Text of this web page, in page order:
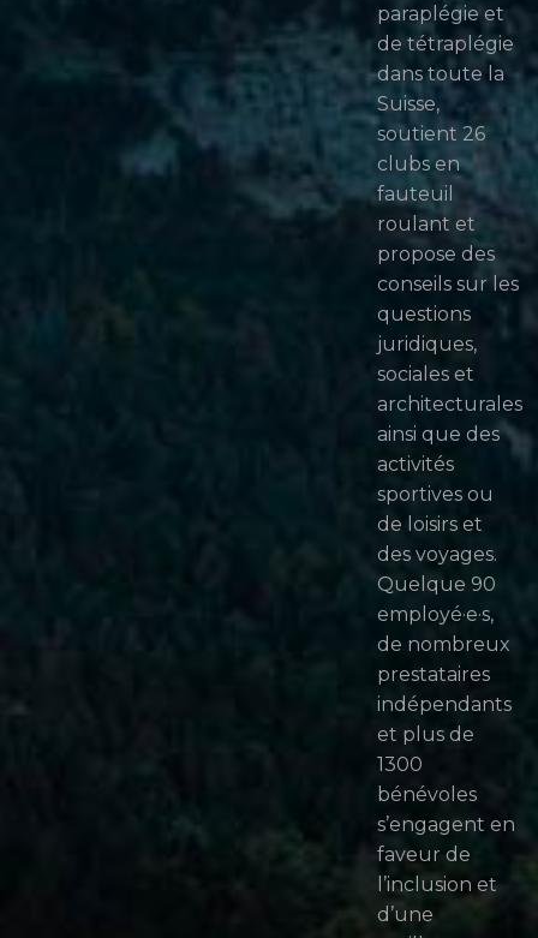
paraplégie et
de tétraplégie
dans toute la
Suisse,
soutient 26
clubs en
fauteuil
roulant et
propose des
conseils sur les
questions
juridiques,
sociales et
architecturales
ainsi que des
activités
sportives ou
de loisirs et
des voyages.
Quelque 90
employé·e·s,
de nombreux
prestataires
indépendants
et plus de
1300
bénévoles
s’engagent en
faveur de
l’inclusion et
d’une